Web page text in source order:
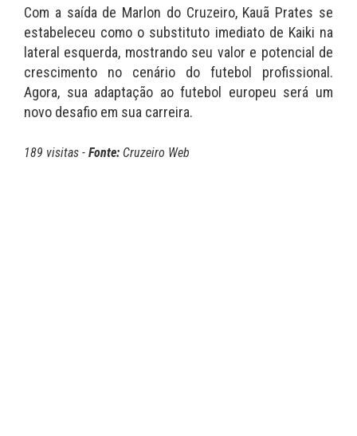
Com a saída de Marlon do Cruzeiro, Kauã Prates se
estabeleceu como o substituto imediato de Kaiki na
lateral esquerda, mostrando seu valor e potencial de
crescimento no cenário do futebol profissional.
Agora, sua adaptação ao futebol europeu será um
novo desafio em sua carreira.
189 visitas - Fonte: Cruzeiro Web